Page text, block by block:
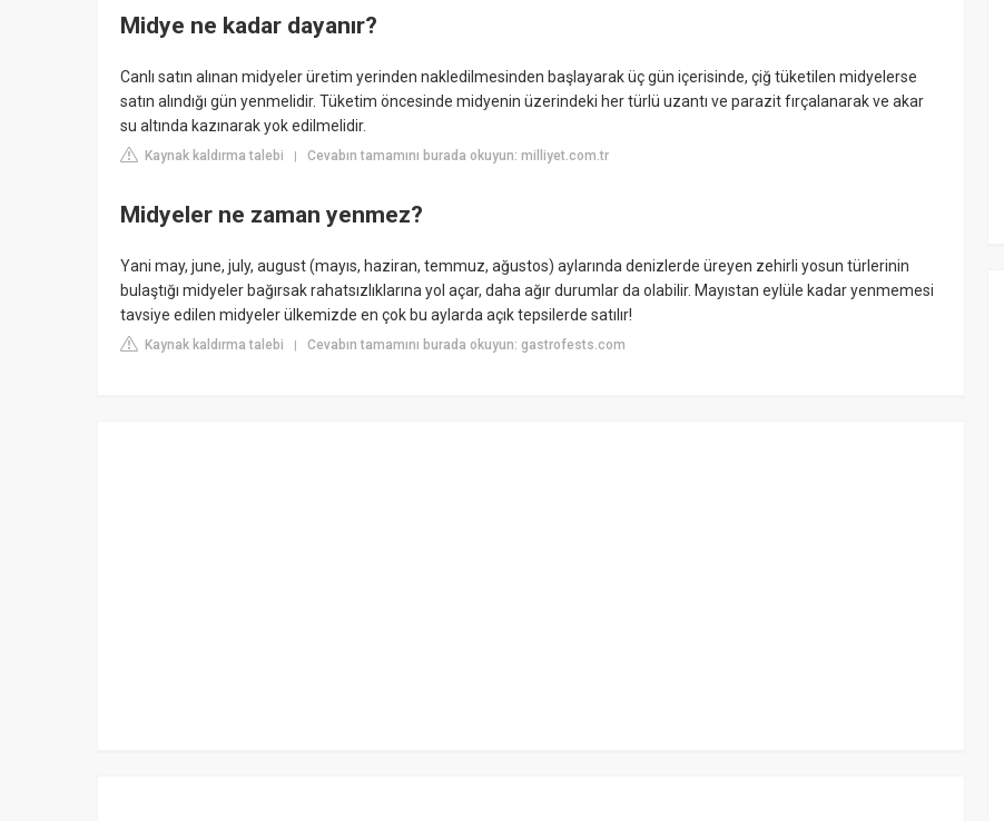
Midye ne kadar dayanır?
Canlı satın alınan midyeler üretim yerinden nakledilmesinden başlayarak üç gün içerisinde, çiğ tüketilen midyelerse
satın alındığı gün yenmelidir. Tüketim öncesinde midyenin üzerindeki her türlü uzantı ve parazit fırçalanarak ve akar
su altında kazınarak yok edilmelidir.
Kaynak kaldırma talebi | Cevabın tamamını burada okuyun: milliyet.com.tr
Midyeler ne zaman yenmez?
Yani may, june, july, august (mayıs, haziran, temmuz, ağustos) aylarında denizlerde üreyen zehirli yosun türlerinin
bulaştığı midyeler bağırsak rahatsızlıklarına yol açar, daha ağır durumlar da olabilir. Mayıstan eylüle kadar yenmemesi
tavsiye edilen midyeler ülkemizde en çok bu aylarda açık tepsilerde satılır!
Kaynak kaldırma talebi | Cevabın tamamını burada okuyun: gastrofests.com